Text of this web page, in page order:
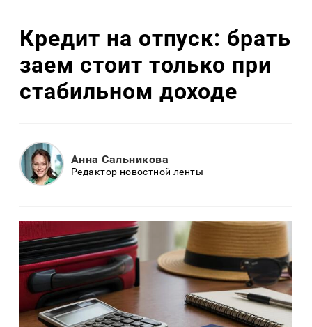
Кредит на отпуск: брать
заем стоит только при
стабильном доходе
Анна Сальникова
Редактор новостной ленты